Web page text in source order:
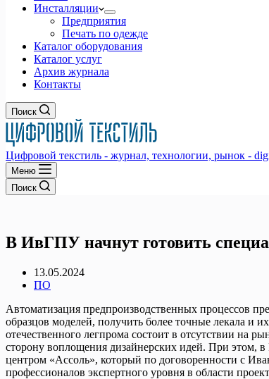
Инсталляции
Предприятия
Печать по одежде
Каталог оборудования
Каталог услуг
Архив журнала
Контакты
Поиск
Цифровой текстиль - журнал, технологии, рынок -
Меню
Поиск
В ИвГПУ начнут готовить
13.05.2024
ПО
Автоматизация предпроизводственных процессов
образцов моделей, получить более точные лекала и
отечественного легпрома состоит в отсутствии на
сторону воплощения дизайнерских идей. При этом,
центром «Ассоль», который по договоренности с
профессионалов экспертного уровня в области